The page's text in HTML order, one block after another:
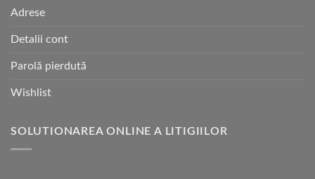
Adrese
Detalii cont
Parolă pierdută
Wishlist
SOLUTIONAREA ONLINE A LITIGIILOR